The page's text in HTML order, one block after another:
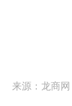
来源：龙商网